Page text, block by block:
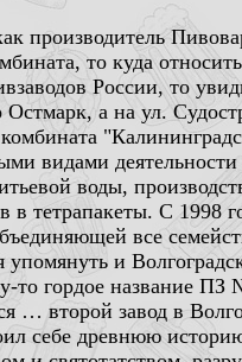
производитель
то куда
России, то
а на ул.
видами
воды,
в тетрапакеты. С
все
и
гордое название
второй завод в
себе древнюю